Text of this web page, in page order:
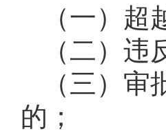
（一）
（二）
（三）
的；